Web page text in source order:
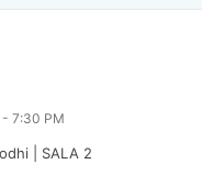
- 7:30 PM
| SALA 2